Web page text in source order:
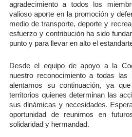
agradecimiento a todos los
valioso aporte en la promoción y
medio de transporte, deporte y
esfuerzo y contribución ha sido
punto y para llevar en alto el
Desde el equipo de apoyo a la
nuestro reconocimiento a todas las
alentamos su continuación, ya
territorios quienes determinan las
sus dinámicas y necesidades.
oportunidad de reunirnos en
solidaridad y hermandad.